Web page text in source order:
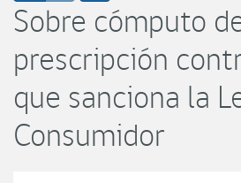
Sobre cómputo
prescripción
que sanciona la
Consumidor